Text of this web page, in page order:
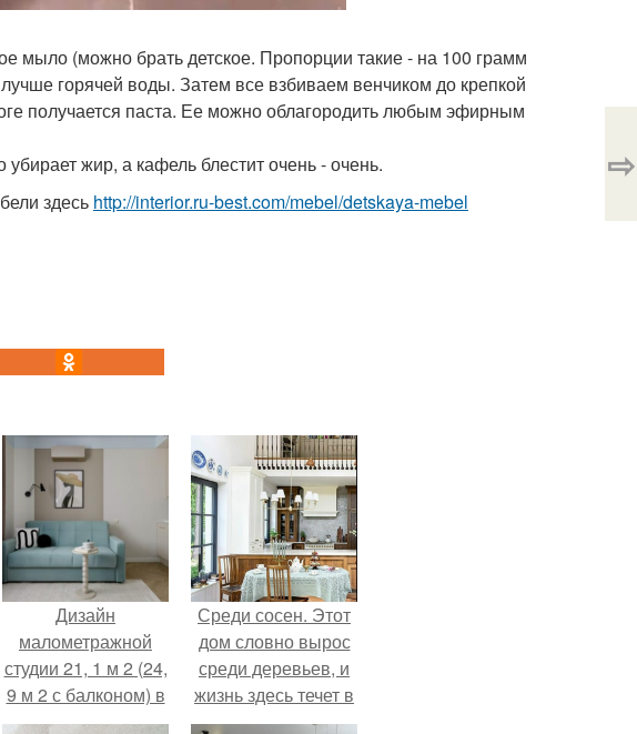
мыло (можно брать детское. Пропорции такие - на 100 грамм
горячей воды. Затем все взбиваем венчиком до крепкой
получается паста. Ее можно облагородить любым эфирным
жир, а кафель блестит очень - очень.
здесь http://interior.ru-best.com/mebel/detskaya-mebel
⇨
Дизайн
малометражной
студии 21, 1 м 2 (24,
9 м 2 с балконом) в
Краснодаре.
Среди сосен. Этот
дом словно вырос
среди деревьев, и
жизнь здесь течет в
собственном ритме